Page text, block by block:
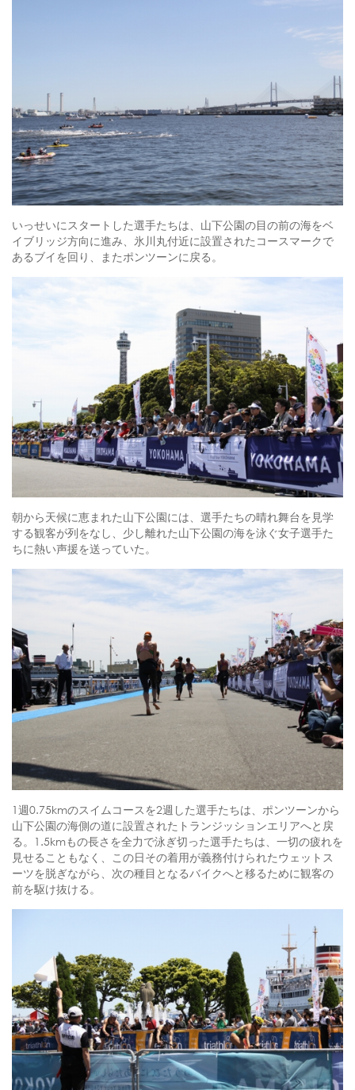
いっせいにスタートした選手たちは、山下公園の目の前の海をベ
イブリッジ方向に進み、氷川丸付近に設置されたコースマークで
あるブイを回り、またポンツーンに戻る。
朝から天候に恵まれた山下公園には、選手たちの晴れ舞台を見学
する観客が列をなし、少し離れた山下公園の海を泳ぐ女子選手た
ちに熱い声援を送っていた。
1週0.75kmのスイムコースを2週した選手たちは、ポンツーンから
山下公園の海側の道に設置されたトランジッションエリアへと戻
る。1.5kmもの長さを全力で泳ぎ切った選手たちは、一切の疲れを
見せることもなく、この日その着用が義務付けられたウェットス
ーツを脱ぎながら、次の種目となるバイクへと移るために観客の
前を駆け抜ける。